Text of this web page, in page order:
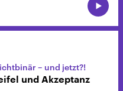
– und jetzt?!
und Akzeptanz